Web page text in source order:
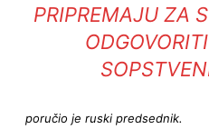
PRIPREMAJU ZA
poručio je ruski predsednik.